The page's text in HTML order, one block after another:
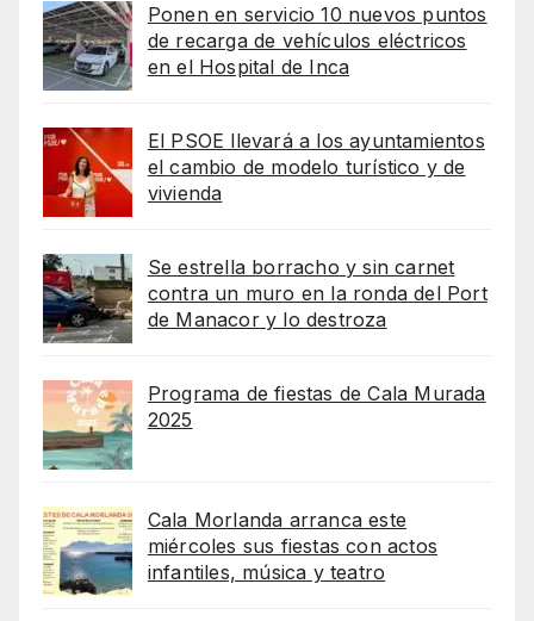
Ponen en servicio 10 nuevos puntos
de recarga de vehículos eléctricos
en el Hospital de Inca
El PSOE llevará a los ayuntamientos
el cambio de modelo turístico y de
vivienda
Se estrella borracho y sin carnet
contra un muro en la ronda del Port
de Manacor y lo destroza
Programa de fiestas de Cala Murada
2025
Cala Morlanda arranca este
miércoles sus fiestas con actos
infantiles, música y teatro